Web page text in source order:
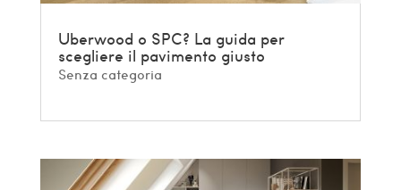
Uberwood o SPC? La guida per
scegliere il pavimento giusto
Senza categoria